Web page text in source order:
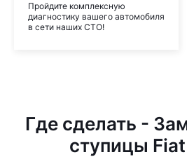
Пройдите комплексную
диагностику вашего автомобиля
в сети наших СТО!
Где сделать -
ступицы